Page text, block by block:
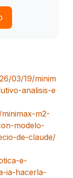
03/19/minim
analisis-e
m2-
modelo-
de-claude/
e-
ia-hacerla-